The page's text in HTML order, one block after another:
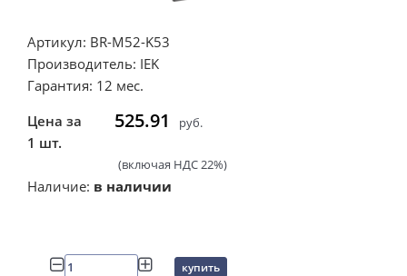
Артикул: BR-M52-K53
Производитель: IEK
Гарантия: 12 мес.
Цена за
1 шт.
525.91 руб.
(включая НДС 22%)
Наличие: в наличии
купить